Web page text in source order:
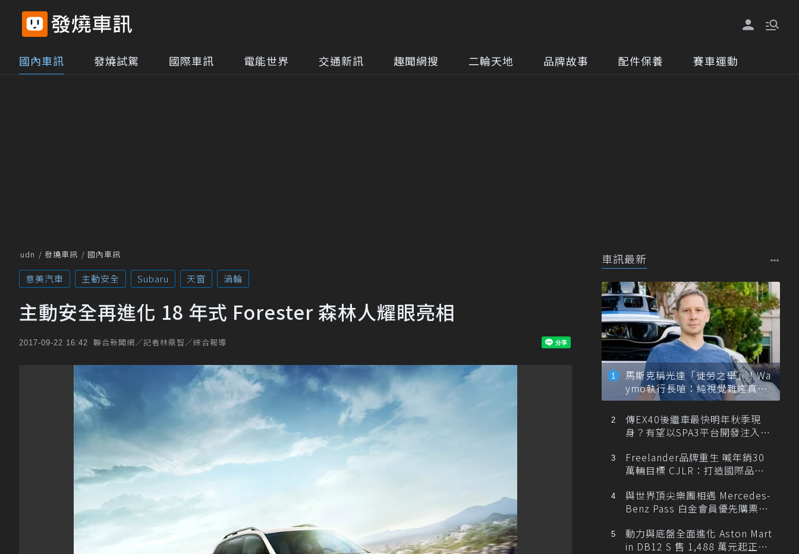
國內車訊 發燒試駕 國際車訊 電能世界 交通新訊 趣聞網搜 二輪天地 品牌故事 配件保養 賽車運動
udn 發燒車訊 國內車訊
意美汽車 主動安全 Subaru 天窗 渦輪
主動安全再進化 18 年式 Forester 森林人耀眼亮相
2017-09-22 16:42 聯合新聞網／記者林鼎智／綜合報導
車訊最新
馬斯克稱光達「徒勞之舉」！Wa
ymo執行長嗆：純視覺難達真正
自動駕駛
傳EX40後繼車最快明年秋季現
身？有望以SPA3平台開發注入80
Freelander品牌重生 喊年銷30
萬輛目標 CJLR：打造國際品牌
與世界頂尖樂團相遇 Mercedes-
Benz Pass 白金會員優先購票維
動力與底盤全面進化 Aston Mart
in DB12 S 售 1,488 萬元起正式